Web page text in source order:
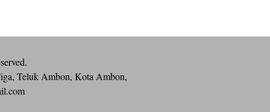
Teluk Ambon, Kota Ambon,